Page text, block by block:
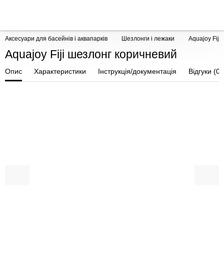
Аксесуари для басейнів і аквапарків Шезлонги і лежаки Aquajoy Fiji
Aquajoy Fiji шезлонг коричневий
Опис Характеристики Інструкція/документація Відгуки (0)